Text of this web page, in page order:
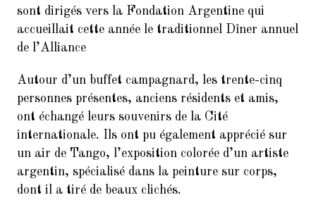
sont dirigés vers la Fondation Argentine qui
accueillait cette année le traditionnel Dîner annuel
de l’Alliance
Autour d’un buffet campagnard, les trente-cinq
personnes présentes, anciens résidents et amis,
ont échangé leurs souvenirs de la Cité
internationale. Ils ont pu également apprécié sur
un air de Tango, l’exposition colorée d’un artiste
argentin, spécialisé dans la peinture sur corps,
dont il a tiré de beaux clichés.